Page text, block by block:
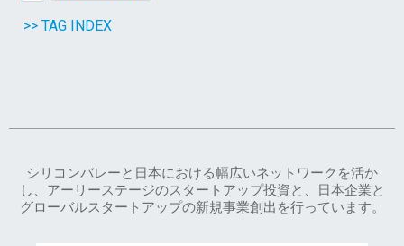
>> TAG INDEX
シリコンバレーと日本における幅広いネットワークを活か
し、アーリーステージのスタートアップ投資と、日本企業と
グローバルスタートアップの新規事業創出を行っています。